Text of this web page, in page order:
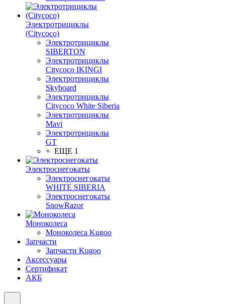
Электротрициклы
(Citycoco)
Электротрициклы
SIBERTON
Электротрициклы
Citycoco IKINGI
Электротрициклы
Skyboard
Электротрициклы
Citycoco White Siberia
Электротрициклы
Mavi
Электротрициклы
GT
+ ЕЩЕ 1
Электроснегокаты
Электроснегокаты
WHITE SIBERIA
Электроснегокаты
SnowRazor
Моноколеса
Моноколеса Kugoo
Запчасти
Запчасти Kugoo
Аксессуары
Сертификат
АКБ